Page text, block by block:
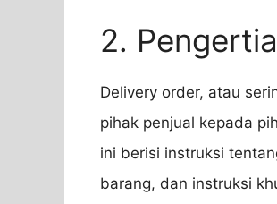
2.
Delivery order, atau
pihak penjual kepada
ini berisi instruksi
barang, dan instruksi